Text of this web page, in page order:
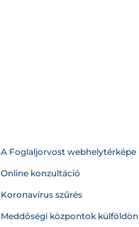
A Foglaljorvost webhelytérképe
Online konzultáció
Koronavírus szűrés
Meddőségi központok külföldön